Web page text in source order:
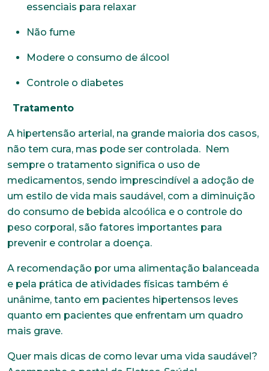
essenciais para relaxar
Não fume
Modere o consumo de álcool
Controle o diabetes
Tratamento
A hipertensão arterial, na grande maioria dos casos,
não tem cura, mas pode ser controlada. Nem
sempre o tratamento significa o uso de
medicamentos, sendo imprescindível a adoção de
um estilo de vida mais saudável, com a diminuição
do consumo de bebida alcoólica e o controle do
peso corporal, são fatores importantes para
prevenir e controlar a doença.
A recomendação por uma alimentação balanceada
e pela prática de atividades físicas também é
unânime, tanto em pacientes hipertensos leves
quanto em pacientes que enfrentam um quadro
mais grave.
Quer mais dicas de como levar uma vida saudável?
Trabalhe conosco
comprometida com o bem-estar dos seus
colaboradores. Preencha todos os dados abaixo e
anexe seu currículo.
*Campos obrigatórios
Nome completo*
E-mail*
Telefone